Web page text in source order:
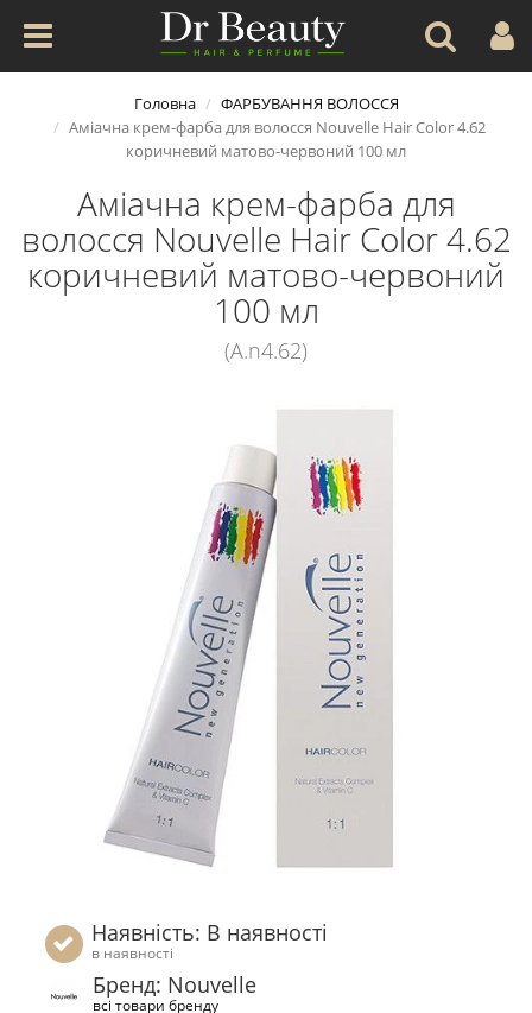
Головна
ФАРБУВАННЯ ВОЛОССЯ
Аміачна крем-фарба для волосся Nouvelle Hair Color 4.62
коричневий матово-червоний 100 мл
Аміачна крем-фарба для
волосся Nouvelle Hair Color 4.62
коричневий матово-червоний
100 мл
(A.n4.62)
Наявність: В наявності
в наявності
Бренд: Nouvelle
всі товари бренду